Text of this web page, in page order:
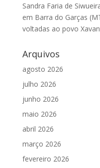
Sandra Faria de
em Barra do Garças
voltadas ao povo
Arquivos
agosto 2026
julho 2026
junho 2026
maio 2026
abril 2026
março 2026
fevereiro 2026